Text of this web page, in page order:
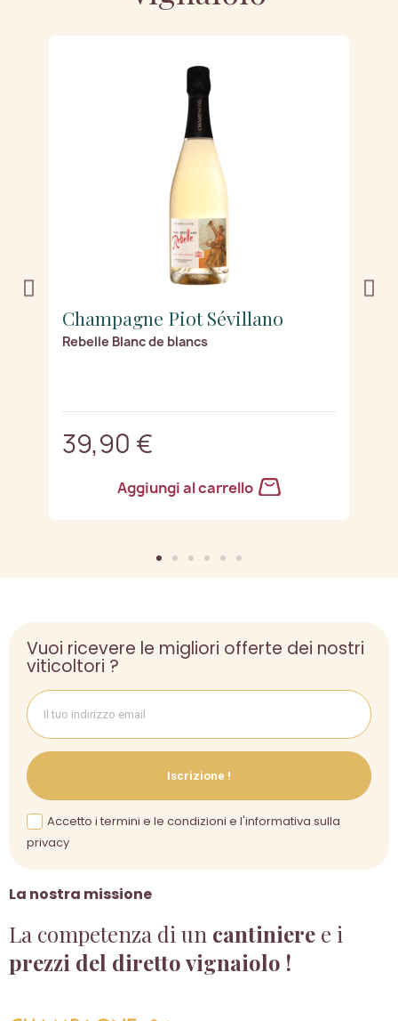
Champagne Piot Sévillano
Rebelle Blanc de blancs
39,90 €
Aggiungi al carrello
La nostra missione
La competenza di un cantiniere e i
prezzi del diretto vignaiolo !
Vuoi ricevere le migliori offerte dei nostri
viticoltori ?
Iscrizione !
Accetto i termini e le condizioni e l'informativa sulla
privacy